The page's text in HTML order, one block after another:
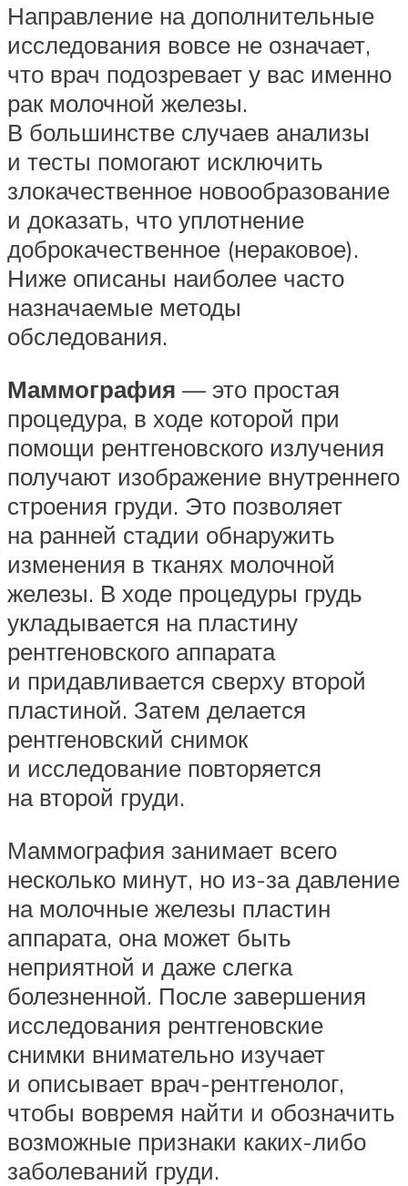
Направление на дополнительные
исследования вовсе не означает,
что врач подозревает у вас именно
рак молочной железы.
В большинстве случаев анализы
и тесты помогают исключить
злокачественное новообразование
и доказать, что уплотнение
доброкачественное (нераковое).
Ниже описаны наиболее часто
назначаемые методы
обследования.
Маммография — это простая
процедура, в ходе которой при
помощи рентгеновского излучения
получают изображение внутреннего
строения груди. Это позволяет
на ранней стадии обнаружить
изменения в тканях молочной
железы. В ходе процедуры грудь
укладывается на пластину
рентгеновского аппарата
и придавливается сверху второй
пластиной. Затем делается
рентгеновский снимок
и исследование повторяется
на второй груди.
Маммография занимает всего
несколько минут, но из-за давление
на молочные железы пластин
аппарата, она может быть
неприятной и даже слегка
болезненной. После завершения
исследования рентгеновские
снимки внимательно изучает
и описывает врач-рентгенолог,
чтобы вовремя найти и обозначить
возможные признаки каких-либо
заболеваний груди.